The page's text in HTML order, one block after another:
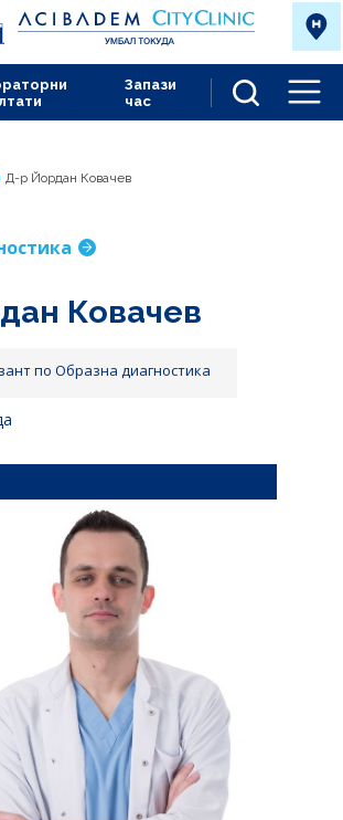
Запази
час
Д-р Йордан Ковачев
Ковачев
по Образна диагностика